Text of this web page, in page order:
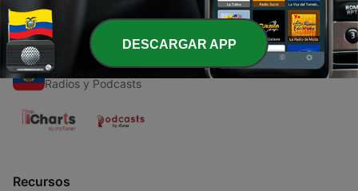
Radios de Ecuador
Radios y Podcasts
Recursos
DESCARGAR APP